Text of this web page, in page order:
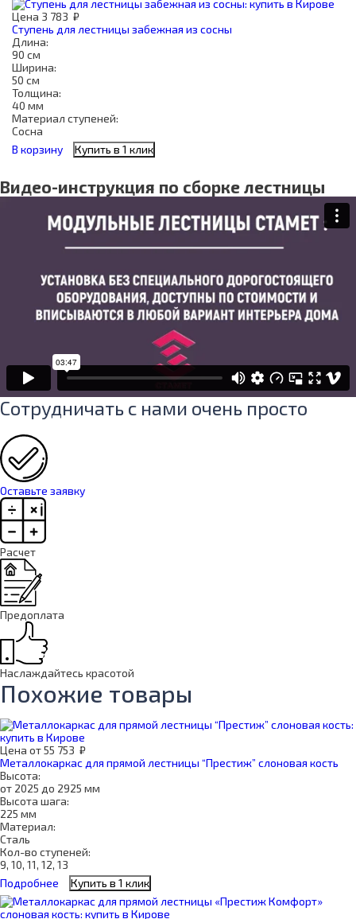
Цена 3 783 ₽
Ступень для лестницы забежная из сосны
Длина:
90 см
Ширина:
50 см
Толщина:
40 мм
Материал ступеней:
Сосна
В корзину
Купить в 1 клик
Видео-инструкция по сборке лестницы
Сотрудничать с нами очень просто
Оставьте заявку
Расчет
Предоплата
Наслаждайтесь красотой
Похожие товары
Цена от55 753 ₽
Металлокаркас для прямой лестницы “Престиж” слоновая кость
Высота:
от 2025 до 2925 мм
Высота шага:
225 мм
Материал:
Сталь
Кол-во ступеней:
9, 10, 11, 12, 13
Подробнее
Купить в 1 клик